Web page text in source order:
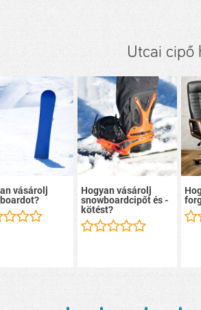
Utcai cipő
vásárolj Hogyan vásárolj
snowboardcipőt és -
kötést?